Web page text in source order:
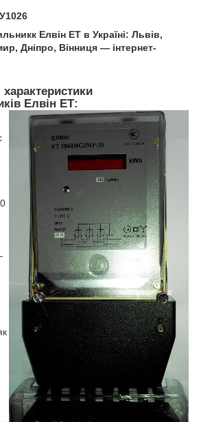
Елвін ЕТ в Україні: Львів,
Дніпро, Вінниця — інтернет-
характеристики
Елвін ЕТ: